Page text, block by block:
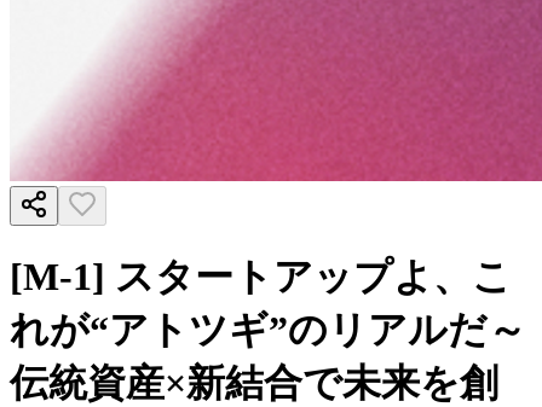
[M-1] スタートアップよ、こ
れが“アトツギ”のリアルだ～
伝統資産×新結合で未来を創